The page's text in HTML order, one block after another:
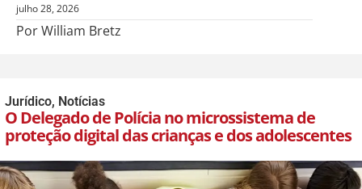
julho 28, 2026
Por William Bretz
Jurídico, Notícias
O Delegado de Polícia no microssistema de
proteção digital das crianças e dos adolescentes